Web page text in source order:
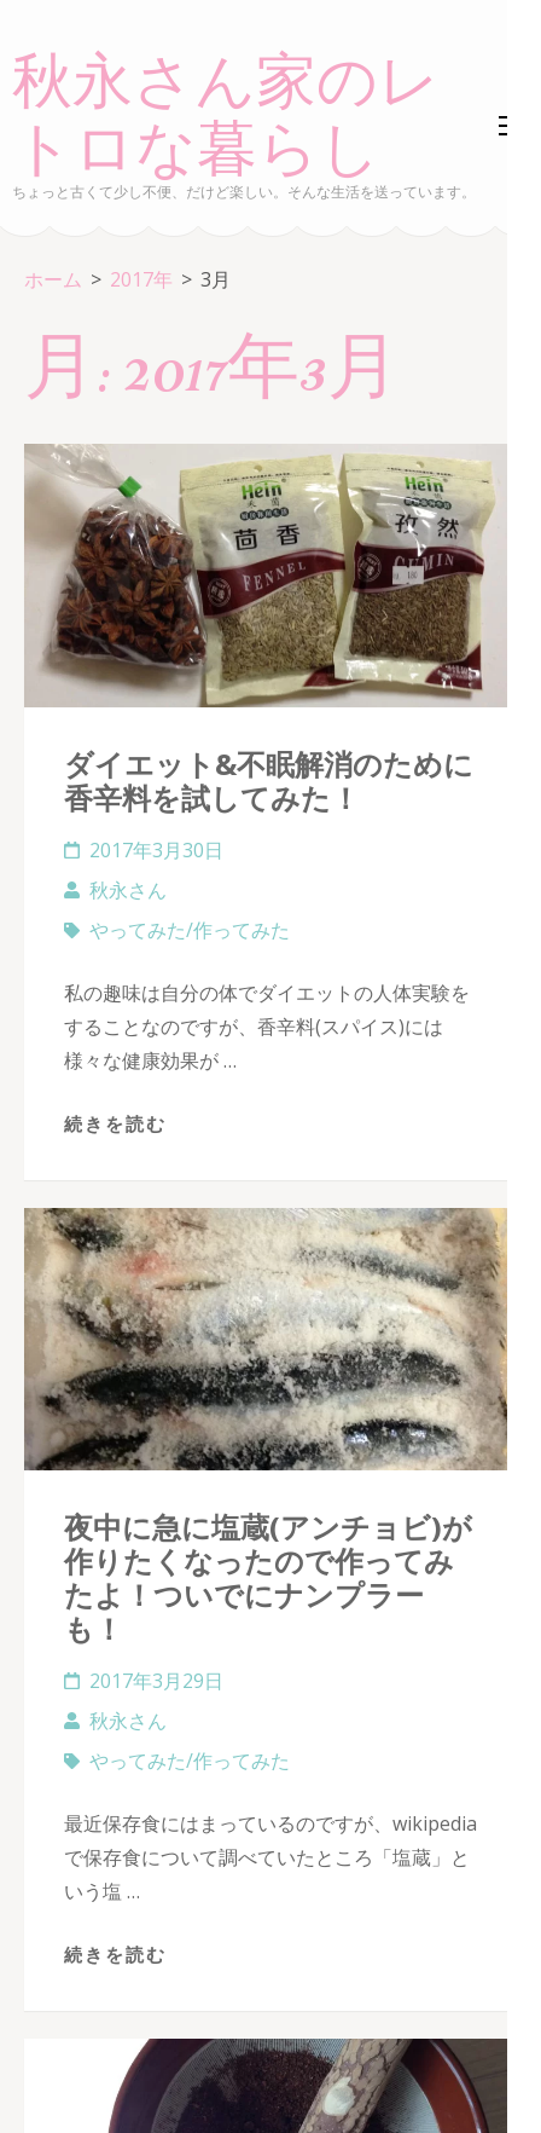
テ
へ
(Enter
秋永さん家のレ
トロな暮らし
ちょっと古くて少し不便、だけど楽しい。そんな生活を送っています。
ホーム > 2017年 > 3月
月:2017年3月
ダイエット&不眠解消のために
香辛料を試してみた！
2017年3月30日
秋永さん
やってみた/作ってみた
私の趣味は自分の体でダイエットの人体実験を
することなのですが、香辛料(スパイス)には
様々な健康効果が …
続きを読む
夜中に急に塩蔵(アンチョビ)が
作りたくなったので作ってみ
たよ！ついでにナンプラー
も！
2017年3月29日
秋永さん
やってみた/作ってみた
最近保存食にはまっているのですが、wikipedia
で保存食について調べていたところ「塩蔵」と
いう塩 …
続きを読む